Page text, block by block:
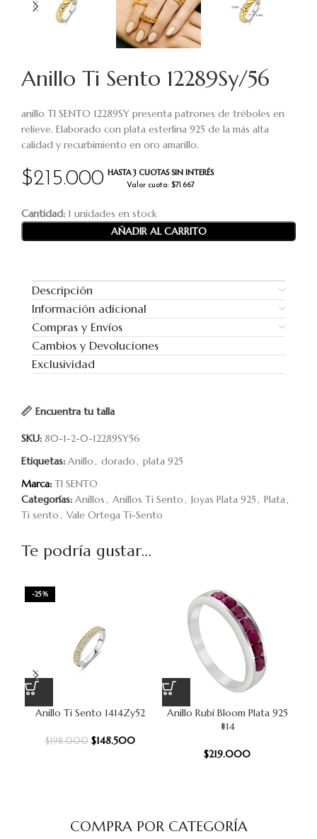
Anillo Ti Sento 12289Sy/56
$215.000 HASTA 3 CUOTAS SIN INTERÉS
Valor cuota: $71.667
anillo TI SENTO 12289SY presenta patrones de tréboles en
relieve. Elaborado con plata esterlina 925 de la más alta
calidad y recurbimiento en oro amarillo.
Cantidad: 1 unidades en stock
AÑADIR AL CARRITO
Encuentra tu talla
Descripción
Información adicional
Compras y Envíos
Cambios y Devoluciones
Exclusividad
SKU: 80-1-2-0-12289SY56
Categorías: Anillos, Anillos Ti Sento, Joyas Plata 925, Plata,
Ti sento, Vale Ortega Ti-Sento
Etiquetas: Anillo, dorado, plata 925
Marca: TI SENTO
Te podría gustar...
-25%
Anillo Ti Sento 1414Zy52
$198.000 $148.500
Anillo Rubí Bloom Plata 925
#14
$219.000
COMPRA POR CATEGORÍA